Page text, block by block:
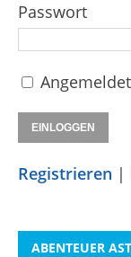
Passwort
Registrieren |
ABENTEUER